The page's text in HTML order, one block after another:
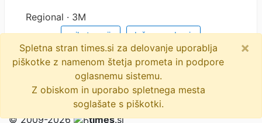
Regional · 3M
psihoterapija duševno zdravje
festival duševnega zdravja
center za duševno zdravje
Spletna stran times.si za delovanje uporablja
piškotke z namenom štetja prometa in podpore
oglasnemu sistemu.
Z obiskom in uporabo spletnega mesta
soglašate s piškotki.
×
© 2009-2026 times.si